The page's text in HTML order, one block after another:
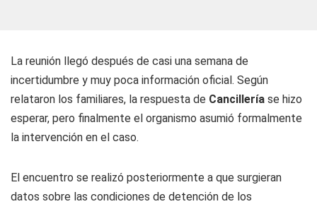
La reunión llegó después de casi una semana de
incertidumbre y muy poca información oficial. Según
relataron los familiares, la respuesta de Cancillería se hizo
esperar, pero finalmente el organismo asumió formalmente
la intervención en el caso.
El encuentro se realizó posteriormente a que surgieran
datos sobre las condiciones de detención de los